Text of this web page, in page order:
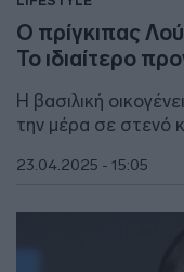
Ο πρίγκιπας
Το ιδιαίτερο
Η βασιλική
την μέρα σε στενό
23.04.2025 - 15:05